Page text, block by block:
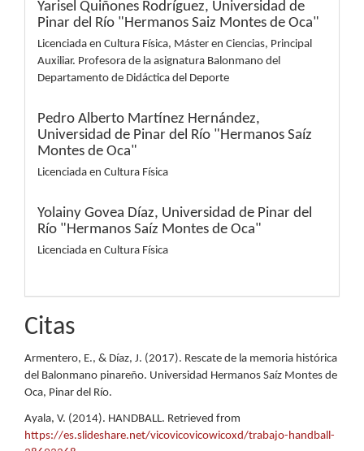
Yarisel Quiñones Rodríguez, Universidad de
Pinar del Río "Hermanos Saiz Montes de Oca"
Licenciada en Cultura Física, Máster en Ciencias, Principal
Auxiliar. Profesora de la asignatura Balonmano del
Departamento de Didáctica del Deporte
Pedro Alberto Martínez Hernández,
Universidad de Pinar del Río "Hermanos Saíz
Montes de Oca"
Licenciada en Cultura Física
Yolainy Govea Díaz, Universidad de Pinar del
Río "Hermanos Saíz Montes de Oca"
Licenciada en Cultura Física
Citas
Armentero, E., & Díaz, J. (2017). Rescate de la memoria histórica
del Balonmano pinareño. Universidad Hermanos Saíz Montes de
Oca, Pinar del Río.
Ayala, V. (2014). HANDBALL. Retrieved from
https://es.slideshare.net/vicovicovicowicoxd/trabajo-handball-